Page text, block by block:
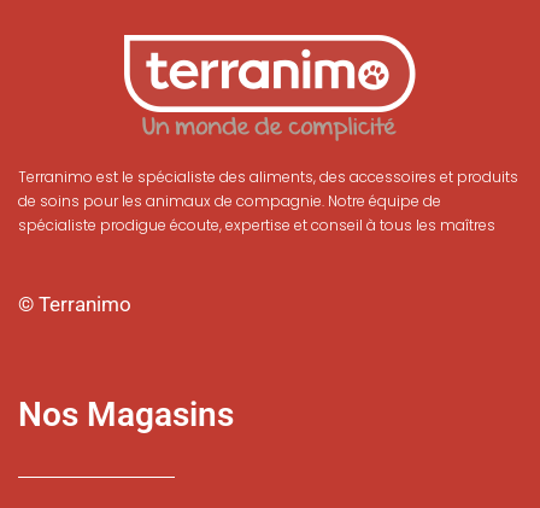
Terranimo est le spécialiste des aliments, des accessoires et produits
de soins pour les animaux de compagnie. Notre équipe de
spécialiste prodigue écoute, expertise et conseil à tous les maîtres
© Terranimo
Nos Magasins